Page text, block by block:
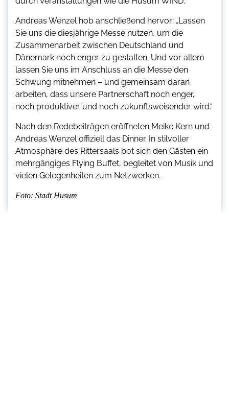
Andreas Wenzel hob anschließend hervor: „Lassen
Sie uns die diesjährige Messe nutzen, um die
Zusammenarbeit zwischen Deutschland und
Dänemark noch enger zu gestalten. Und vor allem
lassen Sie uns im Anschluss an die Messe den
Schwung mitnehmen – und gemeinsam daran
arbeiten, dass unsere Partnerschaft noch enger,
noch produktiver und noch zukunftsweisender wird.“
Nach den Redebeiträgen eröffneten Meike Kern und
Andreas Wenzel offiziell das Dinner. In stilvoller
Atmosphäre des Rittersaals bot sich den Gästen ein
mehrgängiges Flying Buffet, begleitet von Musik und
vielen Gelegenheiten zum Netzwerken.
Foto: Stadt Husum